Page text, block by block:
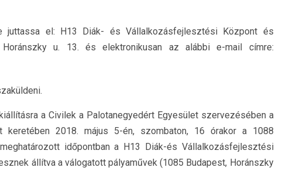
juttassa el: H13 Diák- és Vállalkozásfejlesztési Központ és
u. 13. és elektronikusan az alábbi e-mail címre:
a Civilek a Palotanegyedért Egyesület szervezésében a
keretében 2018. május 5-én, szombaton, 16 órakor a 1088
időpontban a H13 Diák-és Vállalkozásfejlesztési
állítva a válogatott pályaművek (1085 Budapest, Horánszky